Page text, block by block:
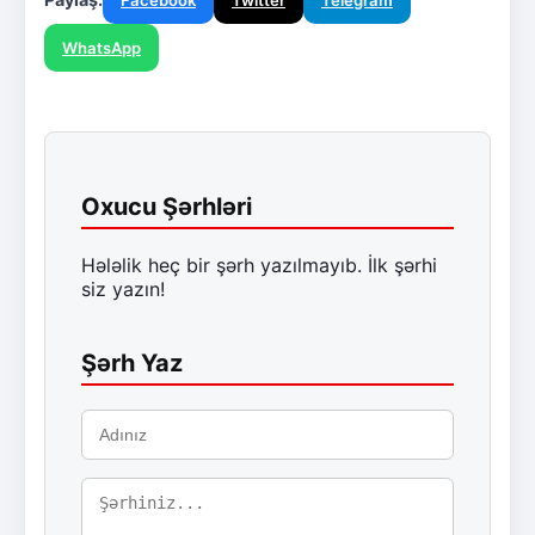
WhatsApp
Oxucu Şərhləri
Hələlik heç bir şərh yazılmayıb. İlk şərhi
siz yazın!
Şərh Yaz